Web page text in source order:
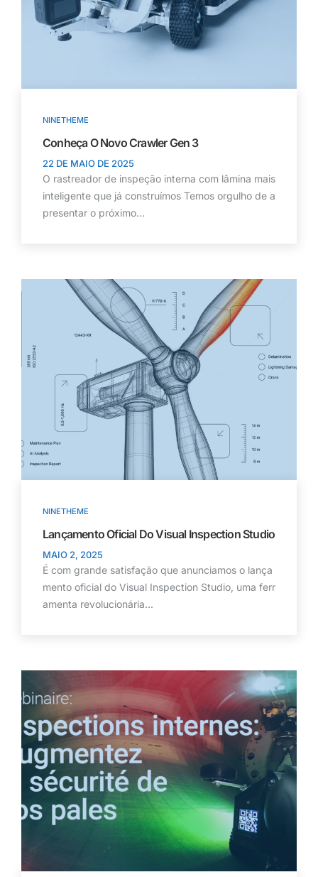
NINETHEME
Conheça O Novo Crawler Gen 3
22 DE MAIO DE 2025
O rastreador de inspeção interna com lâmina mais
inteligente que já construímos Temos orgulho de a
presentar o próximo...
NINETHEME
Lançamento Oficial Do Visual Inspection Studio
MAIO 2, 2025
É com grande satisfação que anunciamos o lança
mento oficial do Visual Inspection Studio, uma ferr
amenta revolucionária...